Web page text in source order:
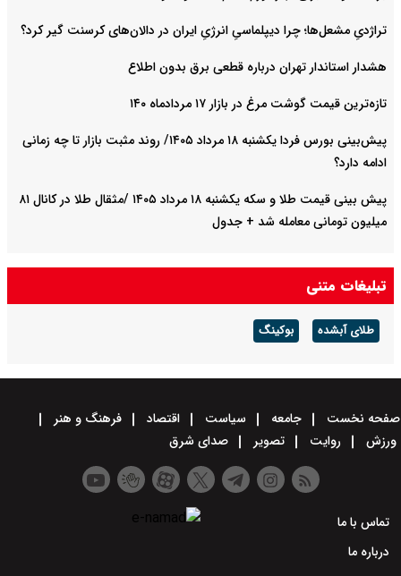
تراژدیِ مشعل‌ها؛ چرا دیپلماسیِ انرژیِ ایران در دالان‌های کرسنت گیر کرد؟
هشدار استاندار تهران درباره قطعی برق بدون اطلاع
تازه‌ترین قیمت گوشت مرغ در بازار ۱۷ مردادماه ۱۴۰
پیش‌بینی بورس فردا یکشنبه ۱۸ مرداد ۱۴۰۵/ روند مثبت بازار تا چه زمانی
ادامه دارد؟
پیش‌ بینی قیمت طلا و سکه یکشنبه ۱۸ مرداد ۱۴۰۵ /مثقال طلا در کانال ۸۱
میلیون تومانی معامله شد + جدول
تبلیغات متنی
طلای آبشده بوکینگ
صفحه نخست جامعه سیاست اقتصاد
فرهنگ و هنر
ورزش
روایت تصویر صدای شرق
تماس با ما
درباره ما